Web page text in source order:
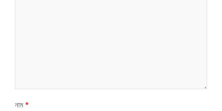
নাম *